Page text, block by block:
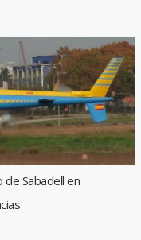
Sabadell en